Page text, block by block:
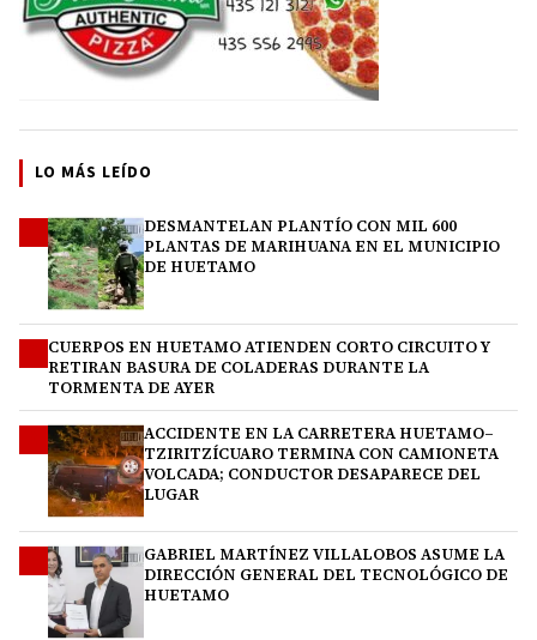
LO MÁS LEÍDO
DESMANTELAN PLANTÍO CON MIL 600
PLANTAS DE MARIHUANA EN EL MUNICIPIO
DE HUETAMO
CUERPOS EN HUETAMO ATIENDEN CORTO CIRCUITO Y
RETIRAN BASURA DE COLADERAS DURANTE LA
TORMENTA DE AYER
ACCIDENTE EN LA CARRETERA HUETAMO–
TZIRITZÍCUARO TERMINA CON CAMIONETA
VOLCADA; CONDUCTOR DESAPARECE DEL
LUGAR
GABRIEL MARTÍNEZ VILLALOBOS ASUME LA
DIRECCIÓN GENERAL DEL TECNOLÓGICO DE
HUETAMO